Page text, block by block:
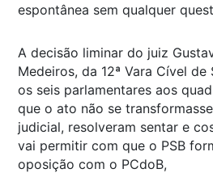
espontânea sem qualquer
A decisão liminar do juiz
Medeiros, da 12ª Vara Cível
os seis parlamentares aos
que o ato não se
judicial, resolveram sentar e
vai permitir com que o PSB
oposição com o PCdoB,